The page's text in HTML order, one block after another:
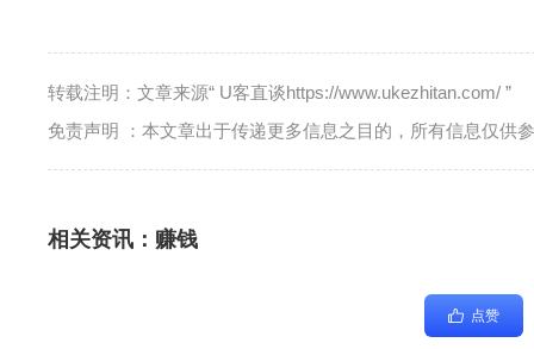
转载注明：文章来源“ U客直谈https://www.ukezhitan.com/ ”
免责声明 ：本文章出于传递更多信息之目的，所有信息仅供
相关资讯： 赚钱
点赞